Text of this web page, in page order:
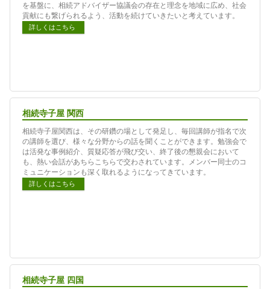
を基盤に、相続アドバイザー協議会の存在と理念を地域に広め、社会
貢献にも繋げられるよう、活動を続けていきたいと考えています。
詳しくはこちら
相続寺子屋 関西
相続寺子屋関西は、その研鑽の場として発足し、毎回講師が指名で次
の講師を選び、様々な分野からの話を聞くことができます。勉強会で
は活発な事例紹介、質疑応答が飛び交い、終了後の懇親会において
も、熱い会話があちらこちらで交わされています。メンバー同士のコ
ミュニケーションも深く取れるようになってきています。
詳しくはこちら
相続寺子屋 四国